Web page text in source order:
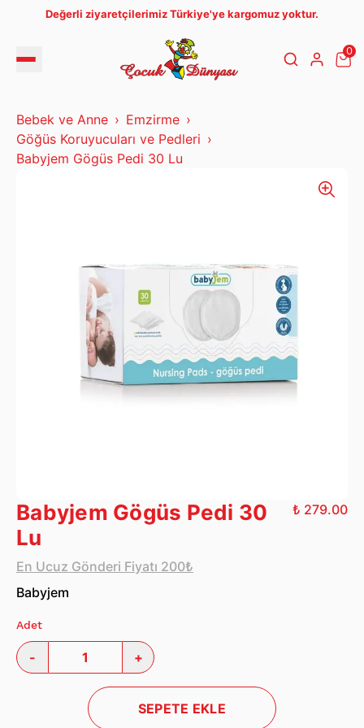
Değerli ziyaretçilerimiz Türkiye'ye kargomuz yoktur.
0
Bebek ve Anne
Emzirme
Göğüs Koruyucuları ve Pedleri
Babyjem Gögüs Pedi 30 Lu
Babyjem Gögüs Pedi 30
Lu
En Ucuz Gönderi Fiyatı 200₺
₺ 279.00
Babyjem
Adet
- +
SEPETE EKLE